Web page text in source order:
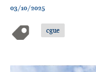
03/10/2025
cgue